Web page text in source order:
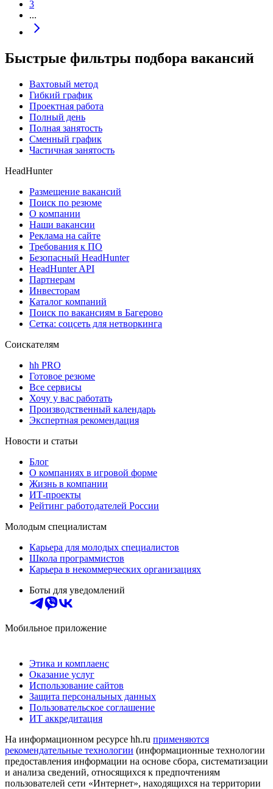
3
...
Быстрые фильтры подбора вакансий
Вахтовый метод
Гибкий график
Проектная работа
Полный день
Полная занятость
Сменный график
Частичная занятость
HeadHunter
Размещение вакансий
Поиск по резюме
О компании
Наши вакансии
Реклама на сайте
Требования к ПО
Безопасный HeadHunter
HeadHunter API
Партнерам
Инвесторам
Каталог компаний
Поиск по вакансиям в Багерово
Сетка: соцсеть для нетворкинга
Соискателям
hh PRO
Готовое резюме
Все сервисы
Хочу у вас работать
Производственный календарь
Экспертная рекомендация
Новости и статьи
Блог
О компаниях в игровой форме
Жизнь в компании
ИТ-проекты
Рейтинг работодателей России
Молодым специалистам
Карьера для молодых специалистов
Школа программистов
Карьера в некоммерческих организациях
Боты для уведомлений
Мобильное приложение
Этика и комплаенс
Оказание услуг
Использование сайтов
Защита персональных данных
Пользовательское соглашение
ИТ аккредитация
На информационном ресурсе hh.ru применяются
рекомендательные технологии (информационные технологии
предоставления информации на основе сбора, систематизации
и анализа сведений, относящихся к предпочтениям
пользователей сети «Интернет», находящихся на территории